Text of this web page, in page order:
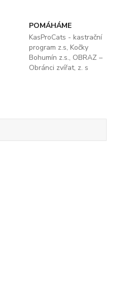
POMÁHÁME
KasProCats - kastrační
program z.s, Kočky
Bohumín z.s., OBRAZ –
Obránci zvířat, z. s